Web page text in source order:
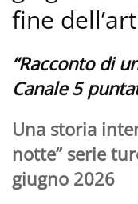
fine
“Racconto di
Canale 5
Una storia
notte” serie
giugno 2026